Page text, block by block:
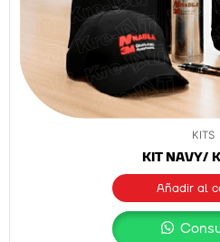
KITS
KIT NAVY/
Añadir al